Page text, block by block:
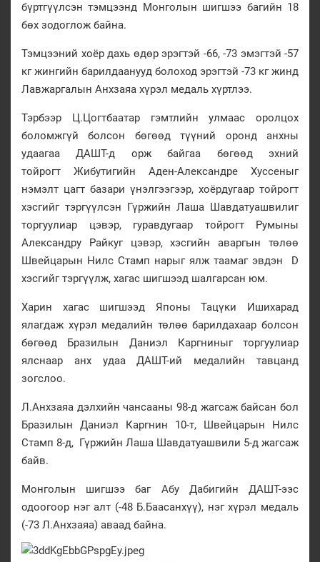
бүртгүүлсэн тэмцээнд Монголын шигшээ багийн 18
бөх зодоглож байна.
Тэмцээний хоёр дахь өдөр эрэгтэй -66, -73 эмэгтэй -57
кг жингийн барилдаанууд болоход эрэгтэй -73 кг жинд
Лавжаргалын Анхзаяа хүрэл медаль хүртлээ.
Тэрбээр Ц.Цогтбаатар гэмтлийн улмаас оролцох
боломжгүй болсон бөгөөд түүний оронд анхны
удаагаа ДАШТ-д орж байгаа бөгөөд эхний
тойрогт Жибутигийн Аден-Александре Хуссеныг
нэмэлт цагт базари үнэлгээгээр, хоёрдугаар тойрогт
хэсгийг тэргүүлсэн Гүржийн Лаша Шавдатуашвилиг
торгуулиар цэвэр, гуравдугаар тойрогт Румыны
Александру Райкуг цэвэр, хэсгийн аваргын төлөө
Швейцарын Нилс Стамп нарыг ялж таамаг эвдэн D
хэсгийг тэргүүлж, хагас шигшээд шалгарсан юм.
Харин хагас шигшээд Японы Тацүки Ишихарад
ялагдаж хүрэл медалийн төлөө барилдахаар болсон
бөгөөд Бразилын Даниэл Каргниныг торгуулиар
ялснаар анх удаа ДАШТ-ий медалийн тавцанд
зогслоо.
Л.Анхзаяа дэлхийн чансааны 98-д жагсаж байсан бол
Бразилын Даниэл Каргнин 10-т, Швейцарын Нилс
Стамп 8-д, Гүржийн Лаша Шавдатуашвили 5-д жагсаж
байв.
Монголын шигшээ баг Абу Дабигийн ДАШТ-ээс
одоогоор нэг алт (-48 Б.Баасанхүү), нэг хүрэл медаль
(-73 Л.Анхзаяа) аваад байна.